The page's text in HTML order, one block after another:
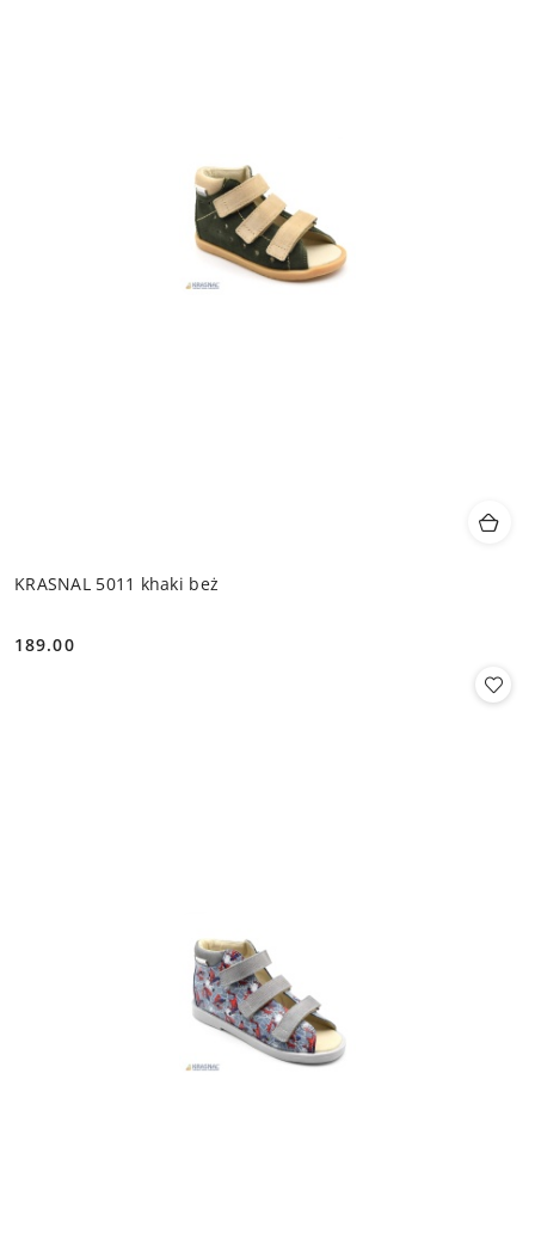
KRASNAL 5011 khaki beż
Cena:
189.00